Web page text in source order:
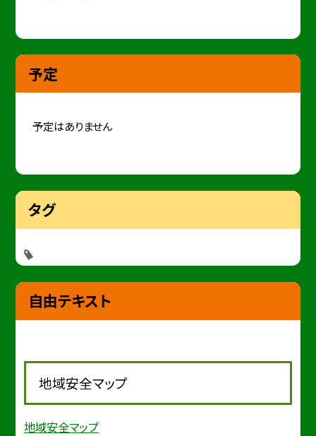
予定
予定はありません
タグ
自由テキスト
地域安全マップ
地域安全マップ